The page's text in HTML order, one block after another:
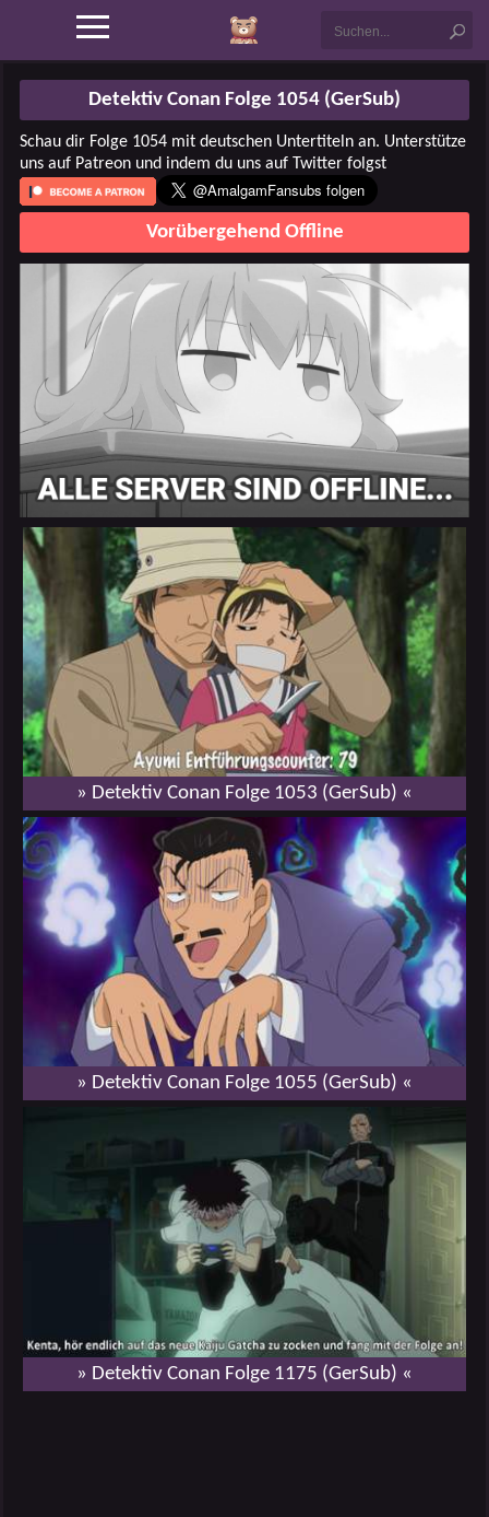
Detektiv Conan Folge 1054 (GerSub)
Schau dir Folge 1054 mit deutschen Untertiteln an. Unterstütze
uns auf Patreon und indem du uns auf Twitter folgst
Vorübergehend Offline
» Detektiv Conan Folge 1053 (GerSub) «
» Detektiv Conan Folge 1055 (GerSub) «
» Detektiv Conan Folge 1175 (GerSub) «